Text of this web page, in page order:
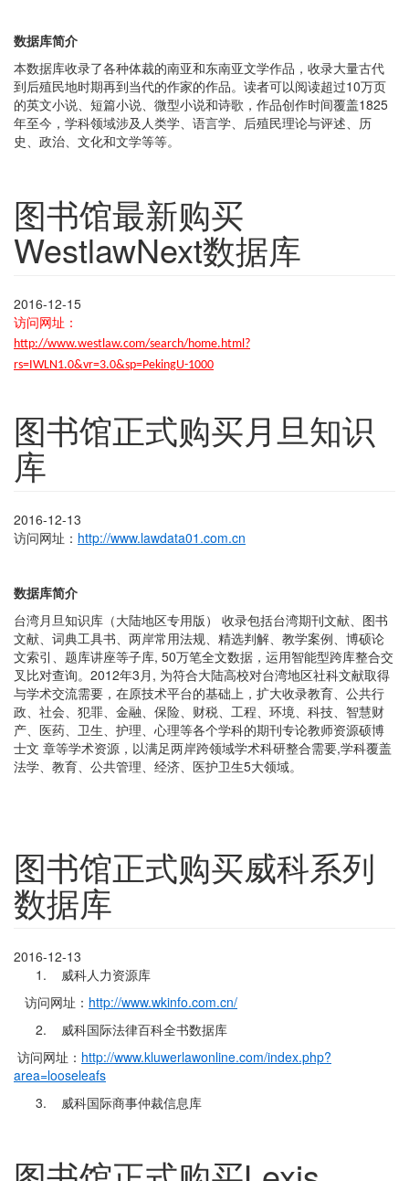
数据库简介
本数据库收录了各种体裁的南亚和东南亚文学作品，收录大量古代
到后殖民地时期再到当代的作家的作品。读者可以阅读超过10万页
的英文小说、短篇小说、微型小说和诗歌，作品创作时间覆盖1825
年至今，学科领域涉及人类学、语言学、后殖民理论与评述、历
史、政治、文化和文学等等。
图书馆最新购买
WestlawNext数据库
2016-12-15
访问网址：
http://www.westlaw.com/search/home.html?
rs=IWLN1.0&vr=3.0&sp=PekingU-1000
图书馆正式购买月旦知识
库
2016-12-13
访问网址： http://www.lawdata01.com.cn
数据库简介
台湾月旦知识库（大陆地区专用版） 收录包括台湾期刊文献、图书
文献、词典工具书、两岸常用法规、精选判解、教学案例、博硕论
文索引、题库讲座等子库, 50万笔全文数据，运用智能型跨库整合交
叉比对查询。2012年3月, 为符合大陆高校对台湾地区社科文献取得
与学术交流需要，在原技术平台的基础上，扩大收录教育、公共行
政、社会、犯罪、金融、保险、财税、工程、环境、科技、智慧财
产、医药、卫生、护理、心理等各个学科的期刊专论教师资源硕博
士文 章等学术资源，以满足两岸跨领域学术科研整合需要,学科覆盖
法学、教育、公共管理、经济、医护卫生5大领域。
图书馆正式购买威科系列
数据库
2016-12-13
1. 威科人力资源库
访问网址： http://www.wkinfo.com.cn/
2. 威科国际法律百科全书数据库
访问网址： http://www.kluwerlawonline.com/index.php?
area=looseleafs
3. 威科国际商事仲裁信息库